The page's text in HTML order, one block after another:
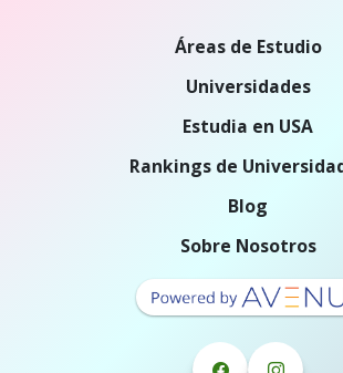
Áreas de Estudio
Universidades
Estudia en USA
Rankings de
Blog
Sobre Nosotros